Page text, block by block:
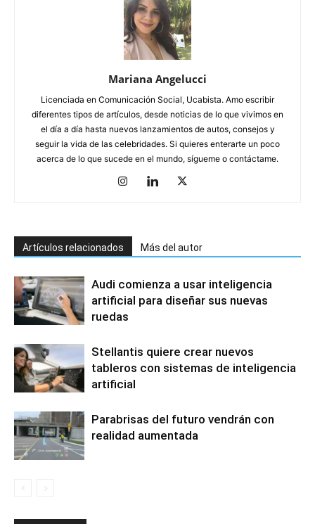
Mariana Angelucci
Licenciada en Comunicación Social, Ucabista. Amo escribir
diferentes tipos de artículos, desde noticias de lo que vivimos en
el día a día hasta nuevos lanzamientos de autos, consejos y
seguir la vida de las celebridades. Si quieres enterarte un poco
acerca de lo que sucede en el mundo, sígueme o contáctame.
Artículos relacionados Más del autor
Audi comienza a usar inteligencia
artificial para diseñar sus nuevas
ruedas
Stellantis quiere crear nuevos
tableros con sistemas de inteligencia
artificial
Parabrisas del futuro vendrán con
realidad aumentada